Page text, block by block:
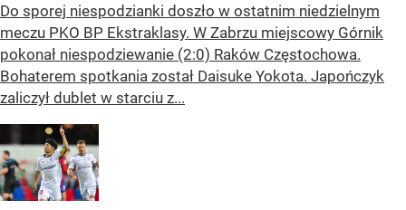
Do sporej niespodzianki doszło w ostatnim niedzielnym
meczu PKO BP Ekstraklasy. W Zabrzu miejscowy Górnik
pokonał niespodziewanie (2:0) Raków Częstochowa.
Bohaterem spotkania został Daisuke Yokota. Japończyk
zaliczył dublet w starciu z...